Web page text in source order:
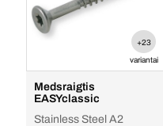
+23
variantai
Medsraigtis
EASYclassic
Stainless Steel A2